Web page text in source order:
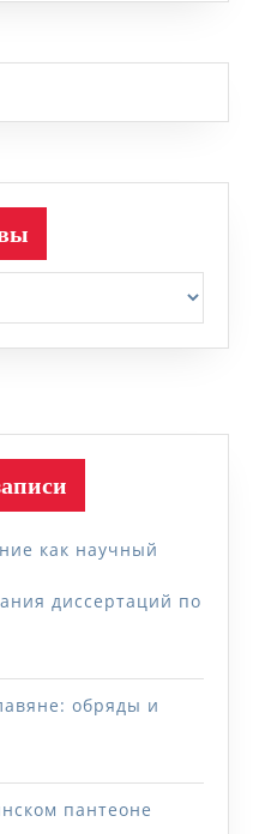
как научный
диссертаций по
обряды и
пантеоне